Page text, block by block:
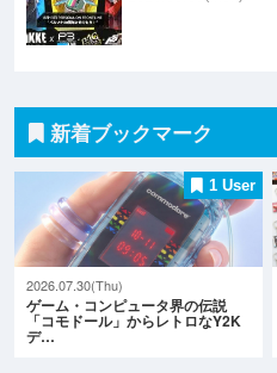
2026.08.03(Mon)
新着ブックマーク
1 User
2026.07.30(Thu)
ゲーム・コンピュータ界の伝説
「コモドール」からレトロなY2K
デ…